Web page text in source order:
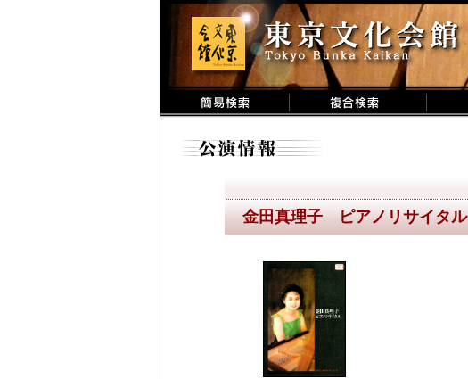
金田真理子 ピアノリサイタル